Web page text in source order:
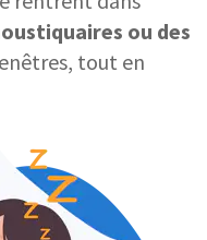
ou des
tout en